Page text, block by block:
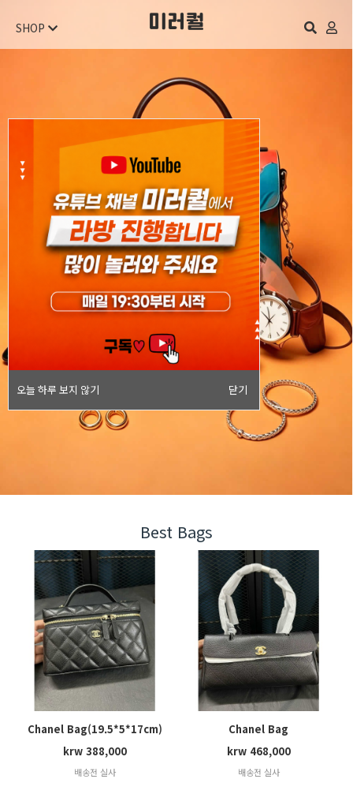
오늘 하루 보지 않기 닫기
SHOP
Best Bags
Chanel Bag(19.5*5*17cm)
krw 388,000
배송전 실사
Chanel Bag
(30.5*11.4*15cm)
krw 468,000
배송전 실사